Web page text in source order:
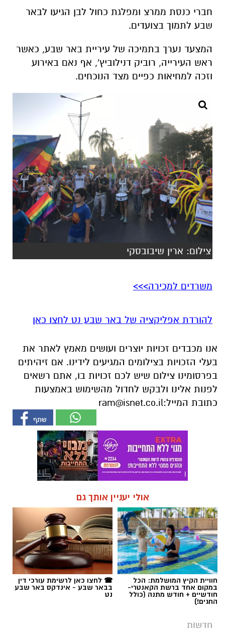
חברי כנסת ממרצ ומפלגת כחול לבן הגיעו לבאר
שבע לתמוך בצועדים.
המצעד נערך בתמיכה של עיריית באר שבע, כאשר
ראש העירייה, רוביק דנילוביץ', אף נאם באירוע
וזכה למחיאות כפיים מצד הנוכחים.
צילום: ארין שיבובסקי
משרדים למכירה>>>
להורדת אפליקציה של באר שבע נט לחצו כאן
אנו מכבדים זכויות יוצרים ועושים מאמץ לאתר את
בעלי הזכויות בצילומים המגיעים לידינו. אם זיהיתים
בפרסומינו צילום שיש לכם זכויות בו, אתם רשאים
לפנות אלינו ולבקש לחדול מהשימוש באמצעות
כתובת המייל:ram@isnet.co.il
אולי יעניין אותך גם
חוויית הקיץ המושלמת: הכל
במקום אחד ברשת הקאנטרי-
חודשיים + חודש מתנה (כולל
החגים!)
☎ לחצו כאן לרשימת עורכי דין
בבאר שבע - אינדקס באר שבע
נט
חדשות